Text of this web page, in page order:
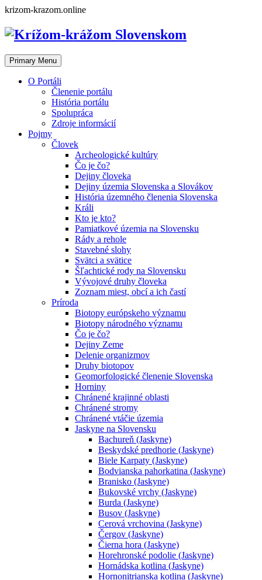
Skip
content
krizom-krazom.online
Primary Menu
O Portáli
Členenie portálu
História portálu
Spolupráca
Zdroje informácií
Pojmy
Človek
Archeologické kultúry
Čo je čo?
Dejiny človeka
Dejiny územia Slovenska a Slovákov
História územného členenia Slovenska
Králi
Kto je kto?
Pamiatkové územia na Slovensku
Rády a rehole
Stavebné slohy
Svätci a svätice
Šľachtické rody na Slovensku
Vývojové druhy človeka
Zoznam miest, obcí a ich častí
Príroda
Biotopy európskeho významu
Biotopy národného významu
Čo je čo?
Dejiny Zeme
Delenie organizmov
Druhy biotopov
Geomorfologické členenie Slovenska
Horniny
Chránené krajinné oblasti
Chránené stromy
Chránené vtáčie územia
Jaskyne na Slovensku
Bachureň (Jaskyne)
Beskydské predhorie (Jaskyne)
Biele Karpaty (Jaskyne)
Bodvianska pahorkatina (Jaskyne)
Branisko (Jaskyne)
Bukovské vrchy (Jaskyne)
Burda (Jaskyne)
Busov (Jaskyne)
Cerová vrchovina (Jaskyne)
Čergov (Jaskyne)
Čierna hora (Jaskyne)
Horehronské podolie (Jaskyne)
Hornádska kotlina (Jaskyne)
Hornonitrianska kotlina (Jaskyne)